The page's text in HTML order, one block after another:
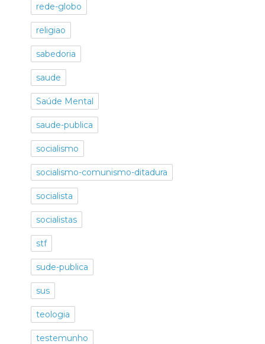
rede-globo
religiao
sabedoria
saude
Saúde Mental
saude-publica
socialismo
socialismo-comunismo-ditadura
socialista
socialistas
stf
sude-publica
sus
teologia
testemunho